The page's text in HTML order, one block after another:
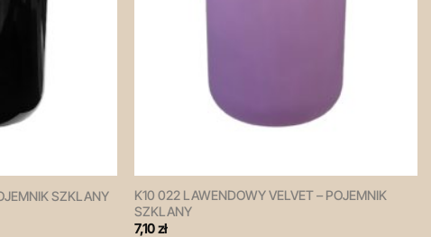
SZKLANY
K10 022 LAWENDOWY VELVET – POJEMNIK
SZKLANY
7,10zł